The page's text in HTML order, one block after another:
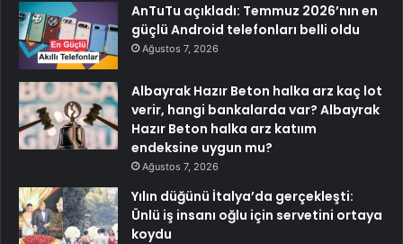
AnTuTu açıkladı: Temmuz 2026’nın en
güçlü Android telefonları belli oldu
Ağustos 7, 2026
Albayrak Hazır Beton halka arz kaç lot
verir, hangi bankalarda var? Albayrak
Hazır Beton halka arz katıım
endeksine uygun mu?
Ağustos 7, 2026
Yılın düğünü İtalya’da gerçekleşti:
Ünlü iş insanı oğlu için servetini ortaya
koydu